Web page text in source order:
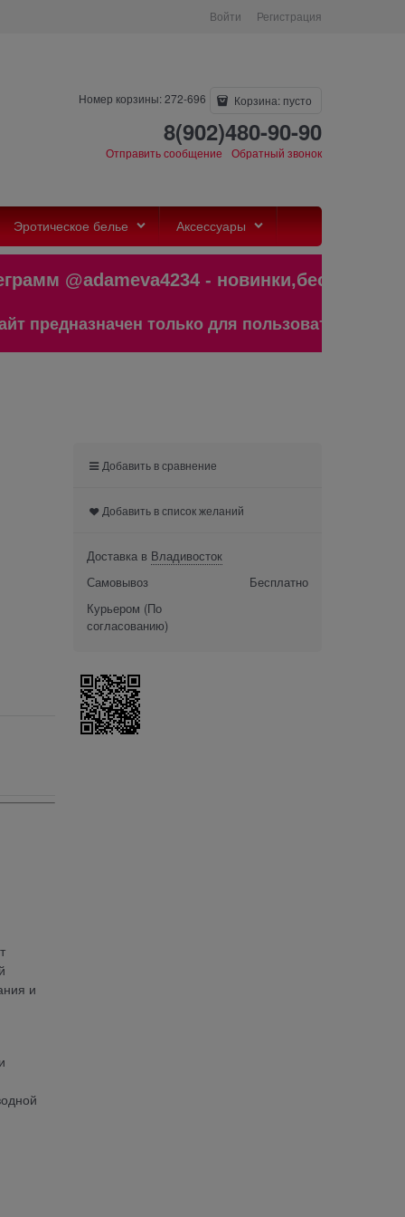
Войти Регистрация
Номер корзины: 272-696 Корзина: пусто
8(902)480-90-90
Отправить сообщение Обратный звонок
Эротическое белье Аксессуары
@adameva4234 -
только для пользователей старше 18
и
Добавить в сравнение
Добавить в список желаний
Доставка в Владивосток
Самовывоз
Бесплатно
Курьером (По
согласованию)